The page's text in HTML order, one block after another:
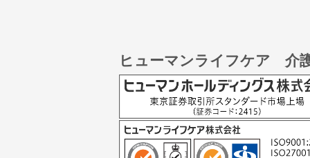
ヒューマンライフケア 介